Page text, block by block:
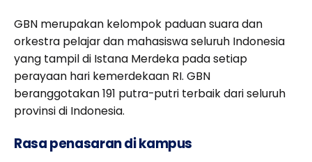
GBN merupakan kelompok paduan suara dan
orkestra pelajar dan mahasiswa seluruh Indonesia
yang tampil di Istana Merdeka pada setiap
perayaan hari kemerdekaan RI. GBN
beranggotakan 191 putra-putri terbaik dari seluruh
provinsi di Indonesia.
Rasa penasaran di kampus